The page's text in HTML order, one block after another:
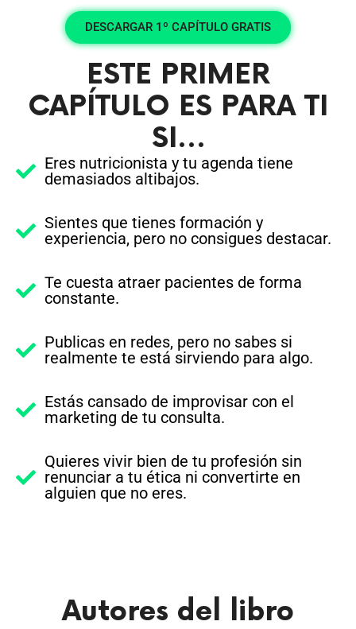
DESCARGAR 1º CAPÍTULO GRATIS
ESTE PRIMER
CAPÍTULO ES PARA TI
SI…
Eres nutricionista y tu agenda tiene
demasiados altibajos.
Sientes que tienes formación y
experiencia, pero no consigues destacar.
Te cuesta atraer pacientes de forma
constante.
Publicas en redes, pero no sabes si
realmente te está sirviendo para algo.
Estás cansado de improvisar con el
marketing de tu consulta.
Quieres vivir bien de tu profesión sin
renunciar a tu ética ni convertirte en
alguien que no eres.
Autores del libro